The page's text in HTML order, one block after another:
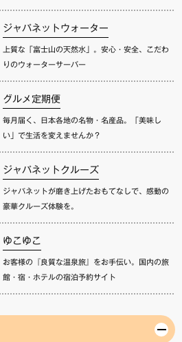
ジャパネットウォーター
上質な「富士山の天然水」。安心・安全、こだわ
りのウォーターサーバー
グルメ定期便
毎月届く、日本各地の名物・名産品。「美味し
い」で生活を変えませんか？
ジャパネットクルーズ
ジャパネットが磨き上げたおもてなしで、感動の
豪華クルーズ体験を。
ゆこゆこ
お客様の『良質な温泉旅』をお手伝い。国内の旅
館・宿・ホテルの宿泊予約サイト